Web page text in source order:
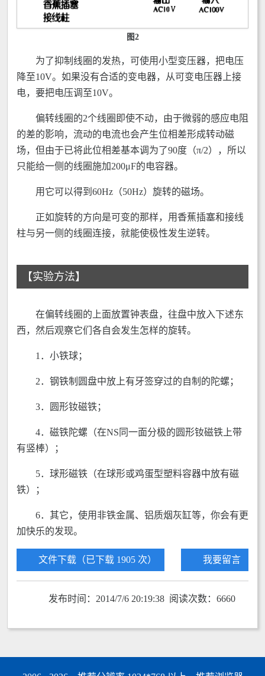
图2
为了抑制线圈的发热，可使用小型变压器，把电压
降至10V。如果没有合适的变电器，从可变电压器上接
电，要把电压调至10V。
偏转线圈的2个线圈即使不动，由于微弱的感应电阻
的差的影响，流动的电流也会产生位相差形成转动磁
场，但由于已将此位相差基本调为了90度（π/2），所以
只能给一侧的线圈施加200μF的电容器。
用它可以得到60Hz（50Hz）旋转的磁场。
正如旋转的方向是可变的那样，用香蕉插塞和接线
柱与另一侧的线圈连接，就能使极性发生逆转。
【实验方法】
在偏转线圈的上面放置钟表盘，往盘中放入下述东
西，然后观察它们各自会发生怎样的旋转。
1．小铁球；
2．钢铁制圆盘中放上有牙签穿过的自制的陀螺；
3．圆形钕磁铁；
4．磁铁陀螺（在NS同一面分极的圆形钕磁铁上带
有竖棒）；
5．球形磁铁（在球形或鸡蛋型塑料容器中放有磁
铁）；
6．其它，使用非铁金属、铝质烟灰缸等，你会有更
加快乐的发现。
文件下载（已下载 1905 次） 我要留言
发布时间：2014/7/6 20:19:38 阅读次数：6660